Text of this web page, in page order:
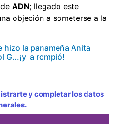
ADN; llegado este
objeción a someterse a la
hizo la panameña Anita
G...¡y la rompió!
y completar los datos